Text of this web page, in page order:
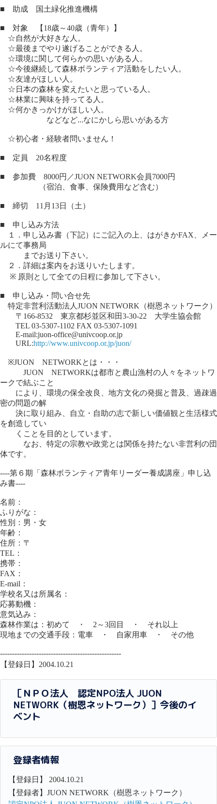
■ 助成 国土緑化推進機構
■ 対象 【18歳～40歳（青年）】
☆自然が大好きな人。
☆最後までやり遂げることができる人。
☆環境に関して何らかの思いがある人。
☆今後継続して森林ボランティア活動をしたい人。
☆友達がほしい人。
☆日本の森林を変えたいと思っている人。
☆林業に興味を持ってる人。
☆何かきっかけがほしい人。
などなど...なにかしら思いがある方
☆初心者・経験者問いません！
■ 定員 20名程度
■ 参加費 8000円／JUON NETWORK会員7000円
（宿泊、食事、保険費用など含む）
■ 締切 11月13日（土）
■ 申し込み方法
１．申し込み書（下記）にご記入の上、はがきかFAX、メー
ルにて事務局
までお送り下さい。
２．詳細は案内をお送りいたします。
※ 原則として全ての日程に参加して下さい。
■ 申し込み・問い合せ先
特定非営利活動法人JUON NETWORK（樹恩ネットワーク）
〒166-8532 東京都杉並区和田3-30-22 大学生協会館
TEL 03-5307-1102 FAX 03-5307-1091
E-mail:juon-office@univcoop.or.jp
URL:http://www.univcoop.or.jp/juon/
※JUON NETWORKとは・・・
JUON NETWORKは都市と農山漁村の人々をネットワ
ークで結ぶこと
により、環境の保全改良、地方文化の発掘と普及、過疎過
密の問題の解
決に取り組み、自立・自助の志で新しい価値観と生活様式
を創造してい
くことを目的としています。
なお、特定の宗教や政党とは関係を持たない非営利の団
体です。
----第６期「森林ボランティア青年リーダー養成講座」申し込
み書----
名前：
ふりがな：
性別：男・女
年齢：
住所：〒
TEL：
携帯：
FAX：
E-mail：
学校名又は所属名：
応募動機：
意気込み：
森林作業は：初めて ・ 2～3回目 ・ それ以上
現地までの交通手段：電車 ・ 自家用車 ・ その他
--------------------------------------------------
【登録日】2004.10.21
［ＮＰＯ法人 認定NPO法人 JUON
NETWORK（樹恩ネットワーク）］今後のイ
ベント
登録者情報
【登録日】 2004.10.21
【登録者】JUON NETWORK（樹恩ネットワーク）